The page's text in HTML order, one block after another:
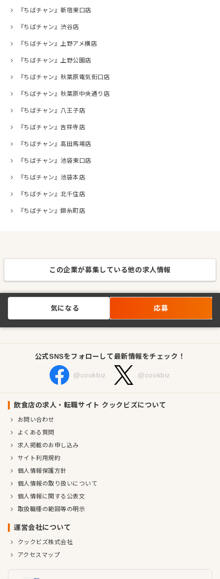
『ちばチャン』新宿東口店
『ちばチャン』渋谷店
『ちばチャン』上野アメ横店
『ちばチャン』上野公園店
『ちばチャン』秋葉原電気街口店
『ちばチャン』秋葉原中央通り店
『ちばチャン』八王子店
『ちばチャン』吉祥寺店
『ちばチャン』高田馬場店
『ちばチャン』池袋東口店
『ちばチャン』池袋本店
『ちばチャン』北千住店
『ちばチャン』錦糸町店
この企業が募集している他の求人情報
気になる 応募
公式SNSをフォローして最新情報をチェック！
@cookbiz @cookbiz
飲食店の求人・転職サイト クックビズについて
お問い合わせ
よくある質問
求人掲載のお申し込み
サイト利用規約
個人情報保護方針
個人情報の取り扱いについて
個人情報に関する公表文
取扱職種の範囲等の明示
運営会社について
クックビズ株式会社
アクセスマップ